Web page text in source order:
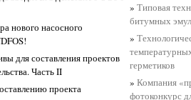
нового насосного
для составления проектов
Часть II
проекта
»Типовая
битумных
»
герметиков
»Компания
фотоконкурс